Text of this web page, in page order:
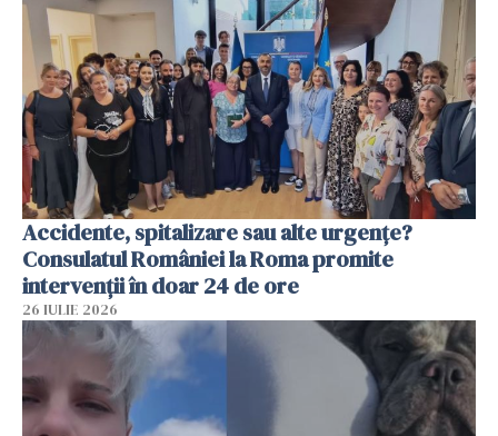
Accidente, spitalizare sau alte urgențe?
Consulatul României la Roma promite
intervenții în doar 24 de ore
26 IULIE 2026